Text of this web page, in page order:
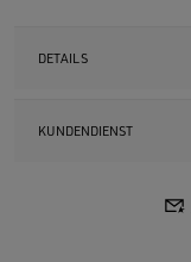
DETAILS
KUNDENDIENST